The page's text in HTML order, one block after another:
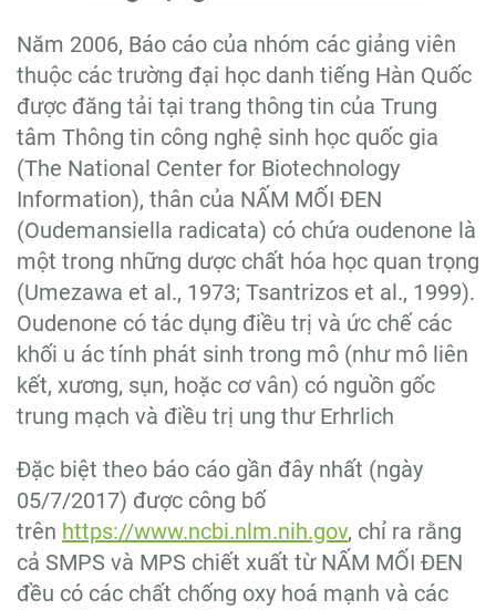
Năm 2006, Báo cáo của nhóm các giảng viên
thuộc các trường đại học danh tiếng Hàn Quốc
được đăng tải tại trang thông tin của Trung
tâm Thông tin công nghệ sinh học quốc gia
(The National Center for Biotechnology
Information), thân của NẤM MỐI ĐEN
(Oudemansiella radicata) có chứa oudenone là
một trong những dược chất hóa học quan trọng
(Umezawa et al., 1973; Tsantrizos et al., 1999).
Oudenone có tác dụng điều trị và ức chế các
khối u ác tính phát sinh trong mô (như mô liên
kết, xương, sụn, hoặc cơ vân) có nguồn gốc
trung mạch và điều trị ung thư Erhrlich
Đặc biệt theo báo cáo gần đây nhất (ngày
05/7/2017) được công bố
trên https://www.ncbi.nlm.nih.gov, chỉ ra rằng
cả SMPS và MPS chiết xuất từ NẤM MỐI ĐEN
đều có các chất chống oxy hoá mạnh và các